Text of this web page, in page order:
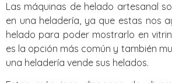
Las máquinas de helado artesanal
en una heladería, ya que estas nos
helado para poder mostrarlo en
es la opción más común y también
una heladería vende sus helados.